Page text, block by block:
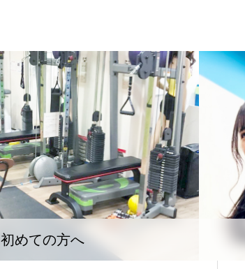
初めての方へ